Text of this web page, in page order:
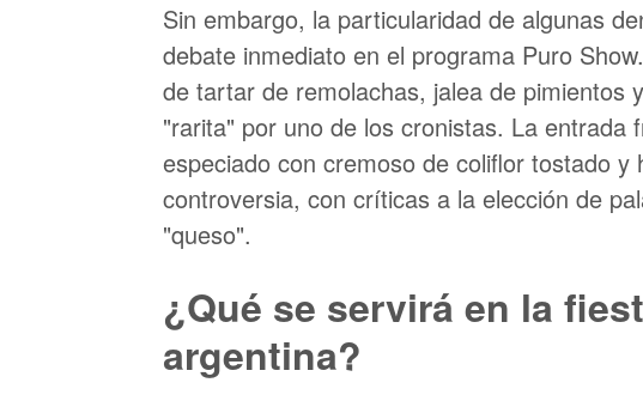
Sin embargo, la particularidad de algunas
debate inmediato en el programa Puro
de tartar de remolachas, jalea de pimientos
"rarita" por uno de los cronistas. La entrada
especiado con cremoso de coliflor tostado y
controversia, con críticas a la elección de
"queso".
¿Qué se servirá en la
argentina?